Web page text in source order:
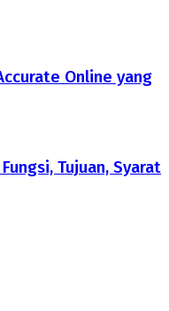
Online yang
Tujuan, Syarat